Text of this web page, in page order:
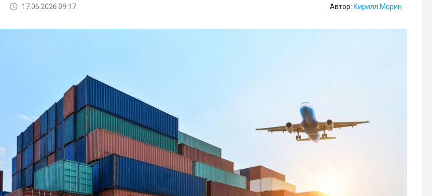
17.06.2026 09:17 Автор: Кирилл Морин